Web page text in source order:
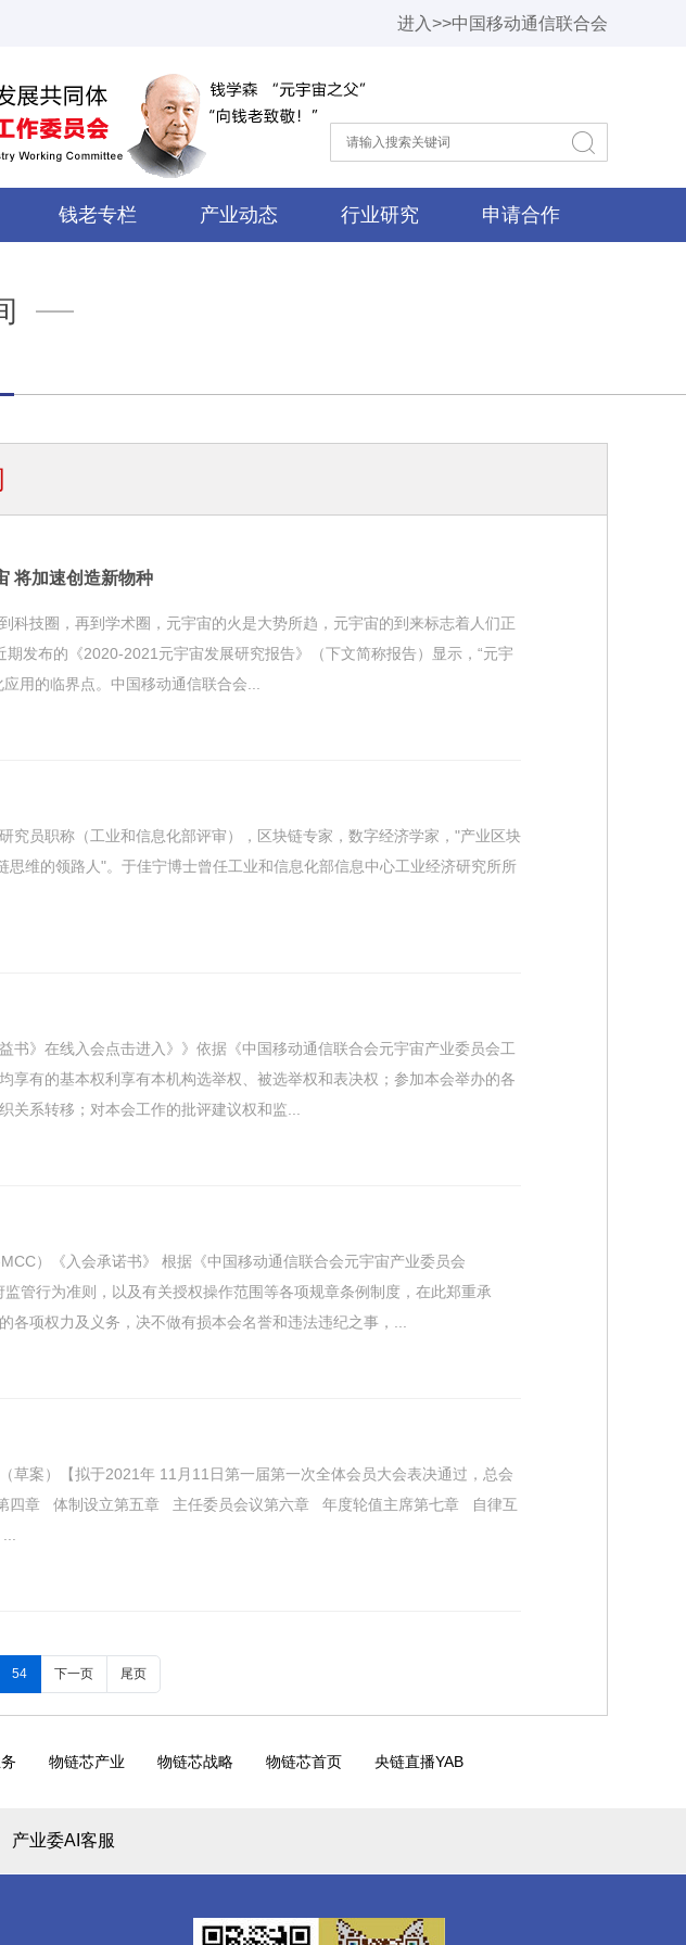
进入>>中国移动通信联合会
钱老专栏 产业动态 行业研究 申请合作
将加速创造新物种
科技圈，再到学术圈，元宇宙的火是大势所趋，元宇宙的到来标志着人们正
发布的《2020-2021元宇宙发展研究报告》（下文简称报告）显示，“元宇
用的临界点。中国移动通信联合会...
究员职称（工业和信息化部评审），区块链专家，数字经济学家，"产业区块
维的领路人"。于佳宁博士曾任工业和信息化部信息中心工业经济研究所所
书》在线入会点击进入》》依据《中国移动通信联合会元宇宙产业委员会工
享有的基本权利享有本机构选举权、被选举权和表决权；参加本会举办的各
关系转移；对本会工作的批评建议权和监...
）《入会承诺书》 根据《中国移动通信联合会元宇宙产业委员会
管行为准则，以及有关授权操作范围等各项规章条例制度，在此郑重承
项权力及义务，决不做有损本会名誉和违法违纪之事，...
草案）【拟于2021年 11月11日第一届第一次全体会员大会表决通过，总会
四章 体制设立第五章 主任委员会议第六章 年度轮值主席第七章 自律互
54 下一页 尾页
物链芯产业 物链芯战略 物链芯首页 央链直播YAB
产业委AI客服